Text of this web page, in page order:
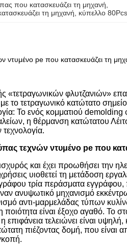
που κατασκευάζει τη μηχανή
τη μηχανή
κύπελλο
ντυμένο pe που κατασκευάζει τη
«τετραγωνικών φλυτζανιών»
το τετραγωνικό κατώτατο
Το ενός κομματιού
η θέρμανση κατώτατου
τεχνών ντυμένο pe που
και έχει προωθήσει την
υιοθετεί τη μετάδοση
τρία περάσματα
ανυψωτικό μηχανισμό
αντι-μαρμελάδας τύπων
είναι έξοχο αγαθό. Το
τελειώνει είναι υψηλή,
πιέζοντας δομή, που είναι